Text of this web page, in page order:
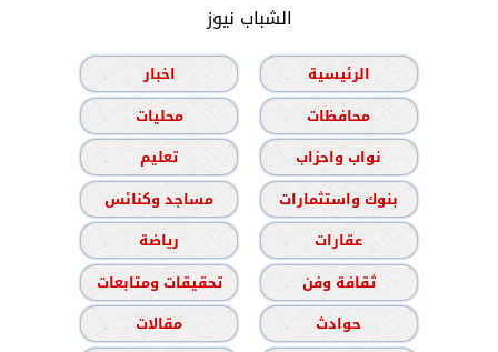
الشباب نيوز
الرئيسية
اخبار
محافظات
محليات
نواب واحزاب
تعليم
بنوك واستثمارات
مساجد وكنائس
عقارات
رياضة
ثقافة وفن
تحقيقات ومتابعات
حوادث
مقالات